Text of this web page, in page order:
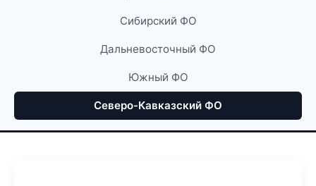
Сибирский ФО
Дальневосточный ФО
Южный ФО
Северо-Кавказский ФО